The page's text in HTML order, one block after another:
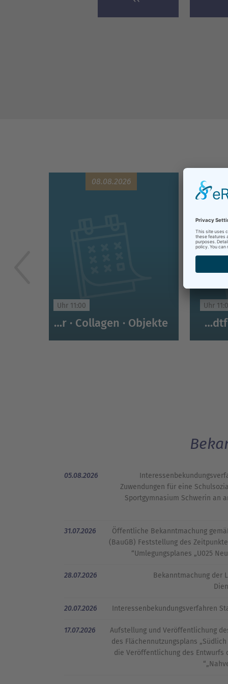
11:00
Öffentliche Stadtführung Schwerin
08.08.2026
11:00 Uhr
Ruth Tesmar. GÄRTEN MEINES LEBENS. Bilder · Collagen · Objekte
05.08.2026
Zuwendungen für eine
Sportgymnasium Schwerin an
31.07.2026
Öffentliche Bekanntmachung
(BauGB) Feststellung des
Umlegungsplanes „U025
28.07.2026
Bekanntmachung der
20.07.2026 Interessenbekundungsverfahren
17.07.2026
Aufstellung und Veröffentlichung
des Flächennutzungsplans
die Veröffentlichung des Entwurfs